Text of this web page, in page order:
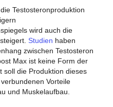
Testosteronproduktion
wird auch die
Studien haben
zwischen Testosteron
Max ist keine Form der
soll die Produktion dieses
Vorteile
und Muskelaufbau.